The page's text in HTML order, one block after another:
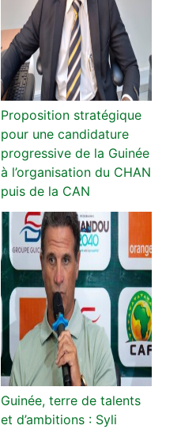
Proposition stratégique
pour une candidature
progressive de la Guinée
à l’organisation du CHAN
puis de la CAN
Guinée, terre de talents
et d’ambitions : Syli